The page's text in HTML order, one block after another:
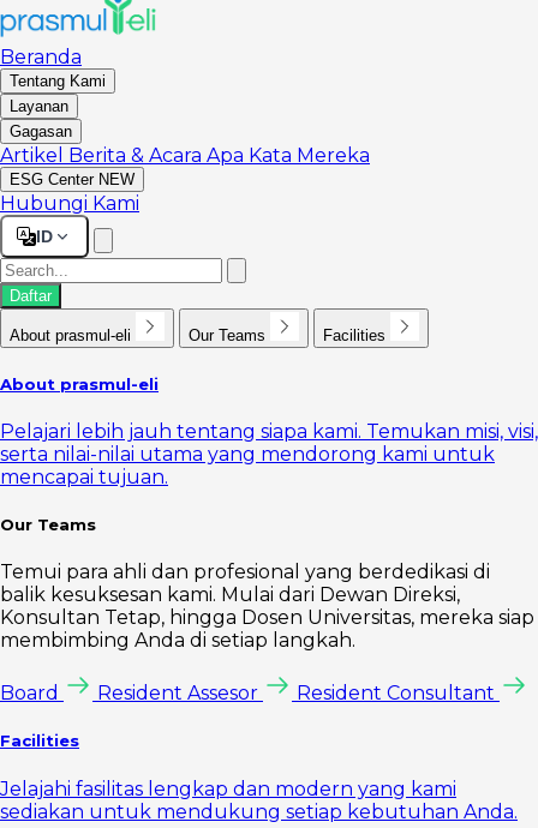
Beranda
Tentang Kami
Layanan
Gagasan
Artikel Berita & Acara Apa Kata Mereka
ESG Center NEW
Hubungi Kami
ID
Daftar
About prasmul-eli Our Teams Facilities
About prasmul-eli
Pelajari lebih jauh tentang siapa kami. Temukan misi, visi,
serta nilai-nilai utama yang mendorong kami untuk
mencapai tujuan.
Our Teams
Temui para ahli dan profesional yang berdedikasi di
balik kesuksesan kami. Mulai dari Dewan Direksi,
Konsultan Tetap, hingga Dosen Universitas, mereka siap
membimbing Anda di setiap langkah.
Board Resident Assesor Resident Consultant
Facilities
Jelajahi fasilitas lengkap dan modern yang kami
sediakan untuk mendukung setiap kebutuhan Anda.